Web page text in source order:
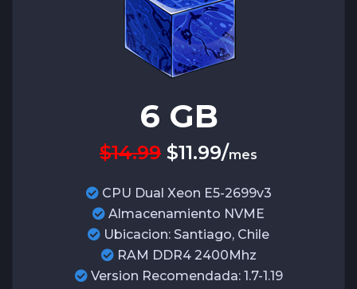
6 GB
$14.99 $11.99/mes
CPU Dual Xeon E5-2699v3
Almacenamiento NVME
Ubicacion: Santiago, Chile
RAM DDR4 2400Mhz
Version Recomendada: 1.7-1.19